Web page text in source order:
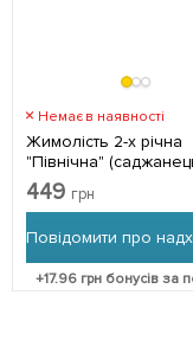
Немає в наявності
Жимолість 2-х річна
"Північна"
Польського
вазон С2 1 саджанець в
449 грн
Повідомити про
+17.96грн бонусів за